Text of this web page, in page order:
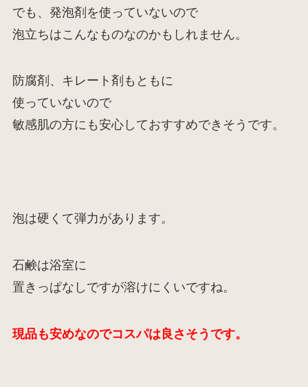
でも、発泡剤を使っていないので
泡立ちはこんなものなのかもしれません。
防腐剤、キレート剤もともに
使っていないので
敏感肌の方にも安心しておすすめできそうです。
泡は硬くて弾力があります。
石鹸は浴室に
置きっぱなしですが溶けにくいですね。
現品も安めなのでコスパは良さそうです。